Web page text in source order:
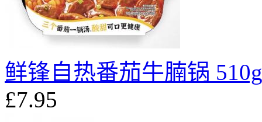
鲜锋自热番茄牛腩锅 510g
£7.95